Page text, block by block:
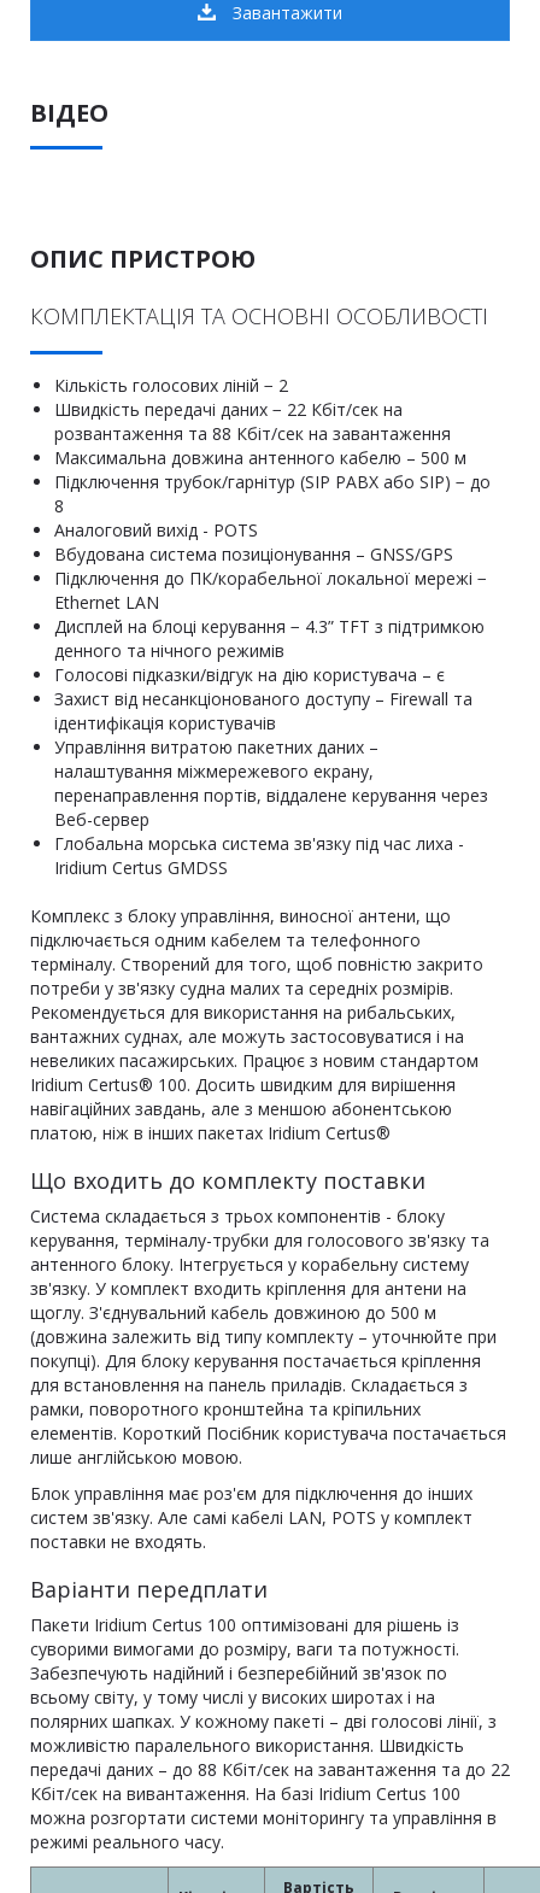
Завантажити
ВІДЕО
ОПИС ПРИСТРОЮ
КОМПЛЕКТАЦІЯ ТА ОСНОВНІ ОСОБЛИВОСТІ
Кількість голосових ліній − 2
Швидкість передачі даних − 22 Кбіт/сек на
розвантаження та 88 Кбіт/сек на завантаження
Максимальна довжина антенного кабелю – 500 м
Підключення трубок/гарнітур (SIP PABX або SIP) − до
8
Аналоговий вихід - POTS
Вбудована система позиціонування – GNSS/GPS
Підключення до ПК/корабельної локальної мережі −
Ethernet LAN
Дисплей на блоці керування − 4.3” TFT з підтримкою
денного та нічного режимів
Голосові підказки/відгук на дію користувача – є
Захист від несанкціонованого доступу – Firewall та
ідентифікація користувачів
Управління витратою пакетних даних –
налаштування міжмережевого екрану,
перенаправлення портів, віддалене керування через
Веб-сервер
Глобальна морська система зв'язку під час лиха -
Iridium Certus GMDSS
Комплекс з блоку управління, виносної антени, що
підключається одним кабелем та телефонного
терміналу. Створений для того, щоб повністю закрито
потреби у зв'язку судна малих та середніх розмірів.
Рекомендується для використання на рибальських,
вантажних суднах, але можуть застосовуватися і на
невеликих пасажирських. Працює з новим стандартом
Iridium Certus® 100. Досить швидким для вирішення
навігаційних завдань, але з меншою абонентською
платою, ніж в інших пакетах Iridium Certus®
Що входить до комплекту поставки
Система складається з трьох компонентів - блоку
керування, терміналу-трубки для голосового зв'язку та
антенного блоку. Інтегрується у корабельну систему
зв'язку. У комплект входить кріплення для антени на
щоглу. З'єднувальний кабель довжиною до 500 м
(довжина залежить від типу комплекту – уточнюйте при
покупці). Для блоку керування постачається кріплення
для встановлення на панель приладів. Складається з
рамки, поворотного кронштейна та кріпильних
елементів. Короткий Посібник користувача постачається
лише англійською мовою.
Блок управління має роз'єм для підключення до інших
систем зв'язку. Але самі кабелі LAN, POTS у комплект
поставки не входять.
Варіанти передплати
Пакети Iridium Certus 100 оптимізовані для рішень із
суворими вимогами до розміру, ваги та потужності.
Забезпечують надійний і безперебійний зв'язок по
всьому світу, у тому числі у високих широтах і на
полярних шапках. У кожному пакеті – дві голосові лінії, з
можливістю паралельного використання. Швидкість
передачі даних – до 88 Кбіт/сек на завантаження та до 22
Кбіт/сек на вивантаження. На базі Iridium Certus 100
можна розгортати системи моніторингу та управління в
режимі реального часу.
Вартість